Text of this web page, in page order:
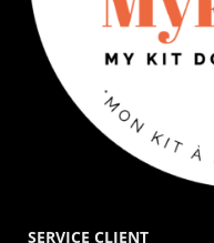
SERVICE CLIENT